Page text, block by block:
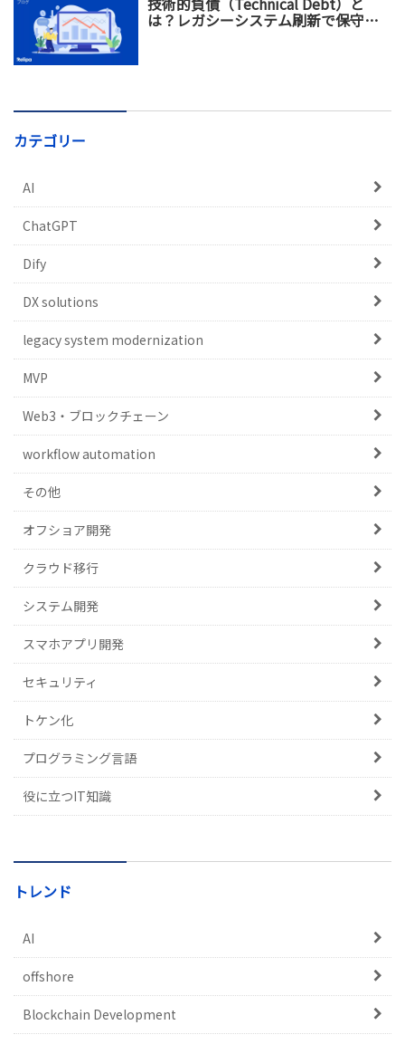
は？レガシーシステム刷新で保守コ
カテゴリー
AI
ChatGPT
Dify
DX solutions
legacy system modernization
MVP
Web3・ブロックチェーン
workflow automation
その他
オフショア開発
クラウド移行
システム開発
スマホアプリ開発
セキュリティ
トケン化
プログラミング言語
役に立つIT知識
トレンド
AI
offshore
Blockchain Development